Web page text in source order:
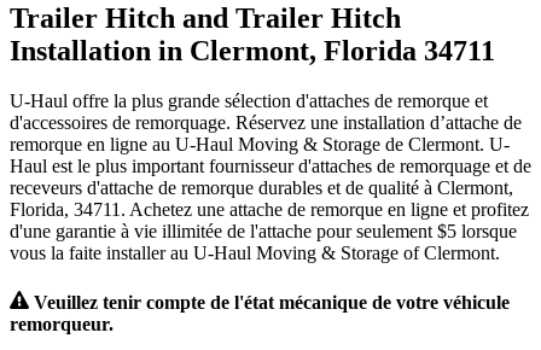
Trailer Hitch and Trailer Hitch
Installation in Clermont, Florida 34711
U-Haul offre la plus grande sélection d'attaches de remorque et
d'accessoires de remorquage. Réservez une installation d’attache de
remorque en ligne au U-Haul Moving & Storage de Clermont. U-
Haul est le plus important fournisseur d'attaches de remorquage et de
receveurs d'attache de remorque durables et de qualité à Clermont,
Florida, 34711. Achetez une attache de remorque en ligne et profitez
d'une garantie à vie illimitée de l'attache pour seulement $5 lorsque
vous la faite installer au U-Haul Moving & Storage of Clermont.
Veuillez tenir compte de l'état mécanique de votre véhicule
remorqueur.